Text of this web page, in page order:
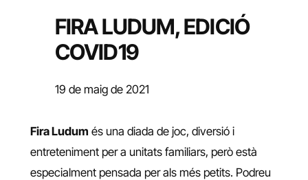
FIRA LUDUM, EDICIÓ
COVID19
19 de maig de 2021
Fira Ludum és una diada de joc, diversió i
entreteniment per a unitats familiars, però està
especialment pensada per als més petits. Podreu